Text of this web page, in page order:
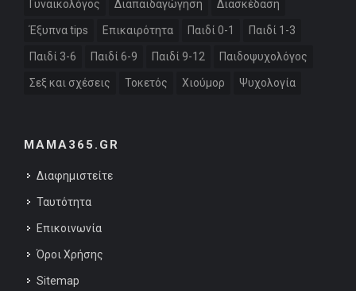
Γυναικολόγος Διαπαιδαγώγηση Διασκέδαση
Έξυπνα tips Επικαιρότητα Παιδί 0-1 Παιδί 1-3
Παιδί 3-6 Παιδί 6-9 Παιδί 9-12 Παιδοψυχολόγος
Σεξ και σχέσεις Τοκετός Χιούμορ Ψυχολογία
MAMA365.GR
Διαφημιστείτε
Ταυτότητα
Επικοινωνία
Όροι Χρήσης
Sitemap